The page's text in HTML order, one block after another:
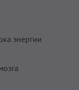
энергии